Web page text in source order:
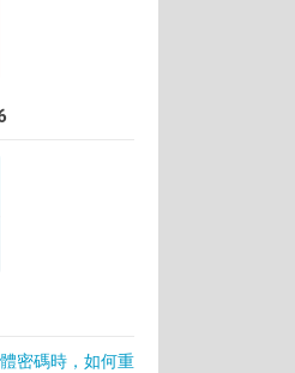
密碼時，如何重